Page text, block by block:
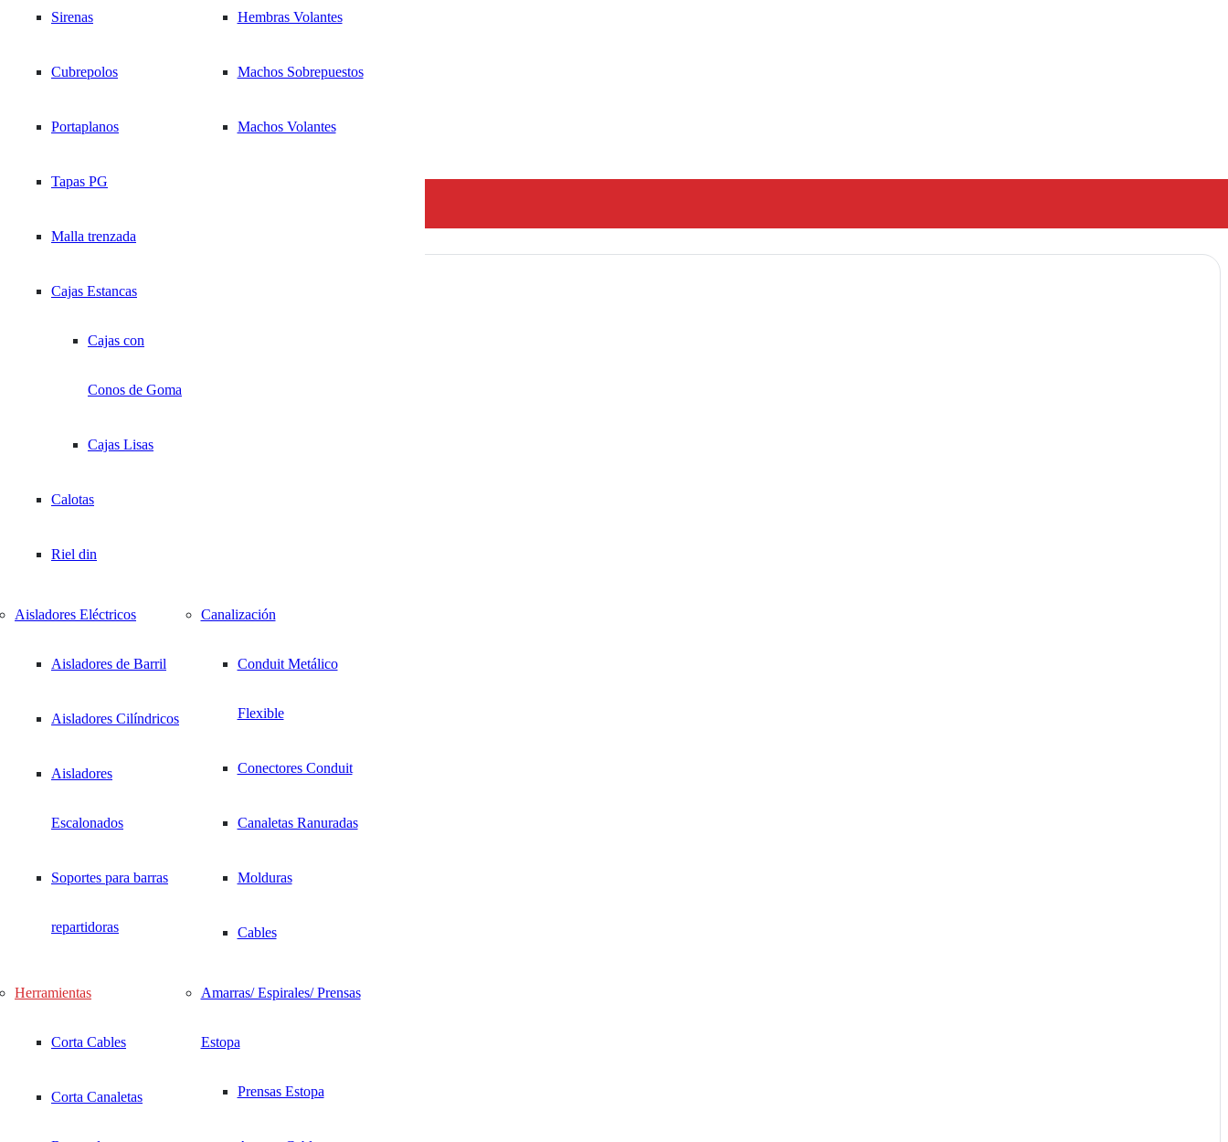
NOSOTROS
NOTICIAS
Sirenas
Cubrepolos
Portaplanos
Tapas PG
Malla trenzada
Cajas Estancas
Cajas con
Conos de Goma
Cajas Lisas
Calotas
Riel din
Hembras Volantes
Machos Sobrepuestos
Machos Volantes
Aisladores Eléctricos
Aisladores de Barril
Aisladores Cilíndricos
Aisladores
Escalonados
Soportes para barras
repartidoras
Canalización
Conduit Metálico
Flexible
Conectores Conduit
Canaletas Ranuradas
Molduras
Cables
Herramientas
Corta Cables
Corta Canaletas
Amarras/ Espirales/ Prensas
Estopa
Prensas Estopa
Herramientas
Instrumentos de Medición
Added to yourfavorites